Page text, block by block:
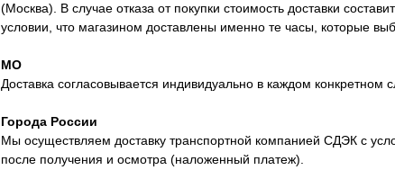
(Москва). В случае отказа от покупки стоимость доставки
условии, что магазином доставлены именно те часы, которые
МО
Доставка согласовывается индивидуально в каждом конкретном
Города России
Мы осуществляем доставку транспортной компанией СДЭК с
после получения и осмотра (наложенный платеж).